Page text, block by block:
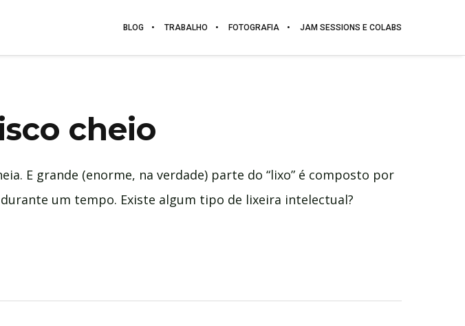
BLOG TRABALHO FOTOGRAFIA JAM SESSIONS E COLABS
cheio
E grande (enorme, na verdade) parte do “lixo” é composto por
um tempo. Existe algum tipo de lixeira intelectual?